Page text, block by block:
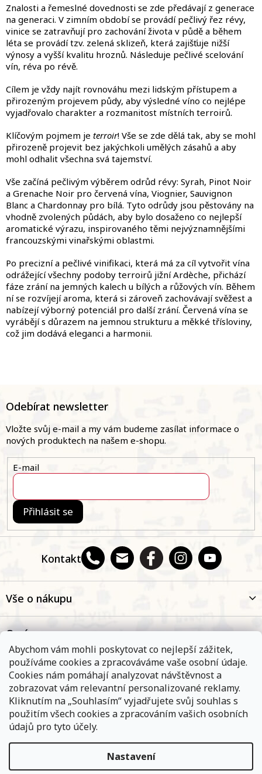
Abychom vám mohli poskytovat co nejlepší zážitek,
používáme cookies a zpracováváme vaše osobní údaje.
Cookies nám pomáhají analyzovat návštěvnost a
zobrazovat vám relevantní personalizované reklamy.
Kliknutím na „Souhlasím“ vyjadřujete svůj souhlas s
použitím všech cookies a zpracováním vašich osobních
údajů pro tyto účely.
Nastavení
Objednávky, které přijmeme a jsou uhrazeny do 11,00 hodin
expedujeme ještě v ten samý den. Vyčkejte prosím na
v
ý
p
i
s
Znalosti a řemeslné dovednosti se zde předávají z generace
na generaci. V zimním období se provádí pečlivý řez révy,
vinice se zatravňují pro zachování života v půdě a během
léta se provádí tzv. zelená sklizeň, která zajišťuje nižší
výnosy a vyšší kvalitu hroznů. Následuje pečlivé scelování
vín, réva po révě.
Cílem je vždy najít rovnováhu mezi lidským přístupem a
přirozeným projevem půdy, aby výsledné víno co nejlépe
vyjadřovalo charakter a rozmanitost místních terroirů.
Klíčovým pojmem je terroir! Vše se zde dělá tak, aby se mohl
přirozeně projevit bez jakýchkoli umělých zásahů a aby
mohl odhalit všechna svá tajemství.
Vše začíná pečlivým výběrem odrůd révy: Syrah, Pinot Noir
a Grenache Noir pro červená vína, Viognier, Sauvignon
Blanc a Chardonnay pro bílá. Tyto odrůdy jsou pěstovány na
vhodně zvolených půdách, aby bylo dosaženo co nejlepší
aromatické výrazu, inspirovaného těmi nejvýznamnějšími
francouzskými vinařskými oblastmi.
Po precizní a pečlivé vinifikaci, která má za cíl vytvořit vína
odrážející všechny podoby terroirů jižní Ardèche, přichází
fáze zrání na jemných kalech u bílých a růžových vín. Během
ní se rozvíjejí aroma, která si zároveň zachovávají svěžest a
nabízejí výborný potenciál pro další zrání. Červená vína se
vyrábějí s důrazem na jemnou strukturu a měkké třísloviny,
což jim dodává eleganci a harmonii.
a
Kontakt
Odebírat newsletter
Vložte svůj e-mail a my vám budeme zasílat informace o
nových produktech na našem e-shopu.
E-mail
Přihlásit se
Vše o nákupu
O nás
Oblíbené kategorie
Kontakt